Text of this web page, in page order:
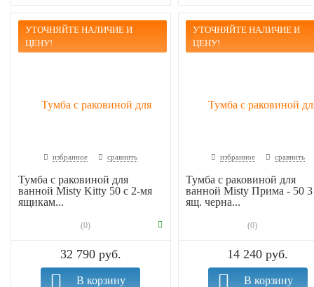
УТОЧНЯЙТЕ НАЛИЧИЕ И
ЦЕНУ!
избранное сравнить
Тумба с раковиной для
ванной Misty Kitty 50 с 2-мя
ящикам...
(0)
32 790 руб.
В корзину
УТОЧНЯЙТЕ НАЛИЧИЕ И
ЦЕНУ!
избранное сравнить
Тумба с раковиной для
ванной Misty Прима - 50 3
ящ. черна...
(0)
14 240 руб.
В корзину